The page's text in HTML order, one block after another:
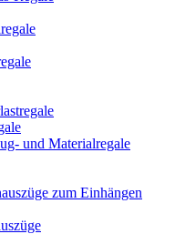
und Materialregale
zum Einhängen